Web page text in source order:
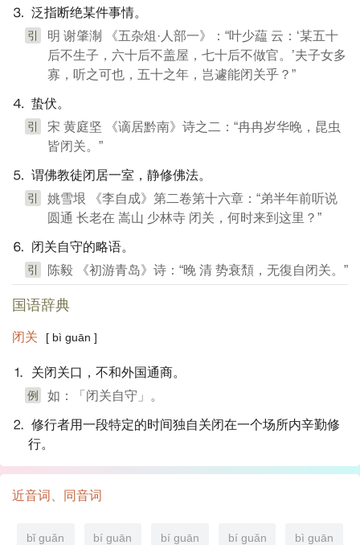
⒊ 泛指断绝某件事情。
引
明 谢肇淛 《五杂俎·人部一》：“叶少藴 云：‘某五十
后不生子，六十后不盖屋，七十后不做官。’夫子女多
寡，听之可也，五十之年，岂遽能闭关乎？”
⒋ 蛰伏。
引
宋 黄庭坚 《谪居黔南》诗之二：“冉冉岁华晚，昆虫
皆闭关。”
⒌ 谓佛教徒闭居一室，静修佛法。
引
姚雪垠 《李自成》第二卷第十六章：“弟半年前听说
圆通 长老在 嵩山 少林寺 闭关，何时来到这里？”
⒍ 闭关自守的略语。
引 陈毅 《初游青岛》诗：“晚 清 势衰頽，无復自闭关。”
国语辞典
闭关 [ bì guān ]
⒈ 关闭关口，不和外国通商。
例 如：「闭关自守」。
⒉ 修行者用一段特定的时间独自关闭在一个场所内辛勤修
行。
近音词、同音词
bǐ guǎn bí guān bí guān bí guǎn bì guān